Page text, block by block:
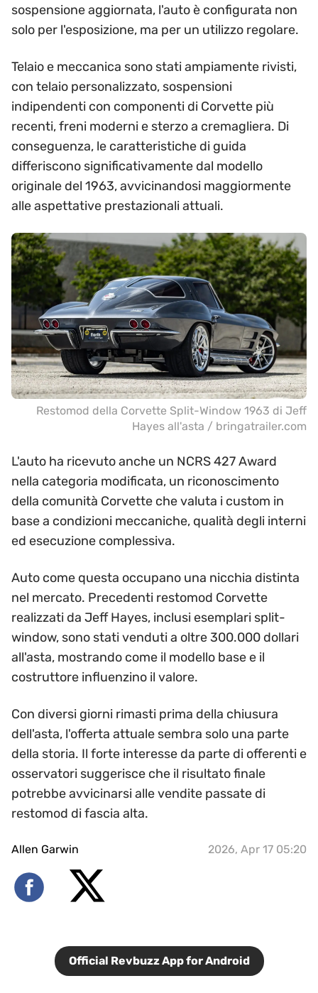
sospensione aggiornata, l'auto è configurata non
solo per l'esposizione, ma per un utilizzo regolare.
Telaio e meccanica sono stati ampiamente rivisti,
con telaio personalizzato, sospensioni
indipendenti con componenti di Corvette più
recenti, freni moderni e sterzo a cremagliera. Di
conseguenza, le caratteristiche di guida
differiscono significativamente dal modello
originale del 1963, avvicinandosi maggiormente
alle aspettative prestazionali attuali.
Restomod della Corvette Split-Window 1963 di Jeff
Hayes all'asta / bringatrailer.com
L'auto ha ricevuto anche un NCRS 427 Award
nella categoria modificata, un riconoscimento
della comunità Corvette che valuta i custom in
base a condizioni meccaniche, qualità degli interni
ed esecuzione complessiva.
Auto come questa occupano una nicchia distinta
nel mercato. Precedenti restomod Corvette
realizzati da Jeff Hayes, inclusi esemplari split-
window, sono stati venduti a oltre 300.000 dollari
all'asta, mostrando come il modello base e il
costruttore influenzino il valore.
Con diversi giorni rimasti prima della chiusura
dell'asta, l'offerta attuale sembra solo una parte
della storia. Il forte interesse da parte di offerenti e
osservatori suggerisce che il risultato finale
potrebbe avvicinarsi alle vendite passate di
restomod di fascia alta.
Allen Garwin 2026, Apr 17 05:20
Official Revbuzz App for Android